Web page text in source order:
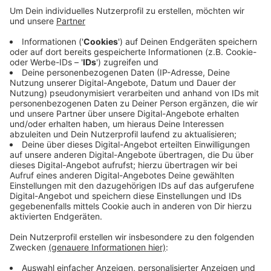
Anzeige
Stefanie Holz tritt die Nachfolge des scheidenden
Bürgermeisters Dietmar Bergmann an. Sie ist
verheiratet, Mutter von zwei Kindern und aktuell
Kämmerin der Gemeinde Havixbeck. Sie will den
Haushalt der Gemeinde Nordkirchen verbessern, die
Menschen in der Gemeinde verstärkt an der Arbeit der
Verwaltung beteiligen und den Tourismus verstärkt in
die Ortsteile holen.
Anzeige